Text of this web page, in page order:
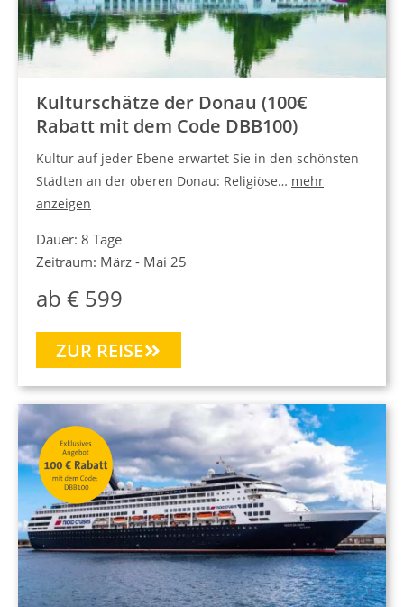
Kulturschätze der Donau (100€
Rabatt mit dem Code DBB100)
Kultur auf jeder Ebene erwartet Sie in den schönsten
Städten an der oberen Donau: Religiöse… mehr
anzeigen
Dauer: 8 Tage
Zeitraum: März - Mai 25
ab € 599
ZUR REISE